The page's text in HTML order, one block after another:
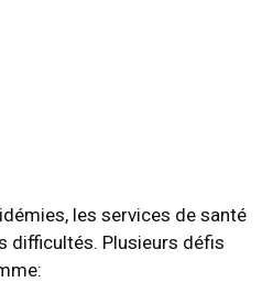
les services de santé
difficultés. Plusieurs défis